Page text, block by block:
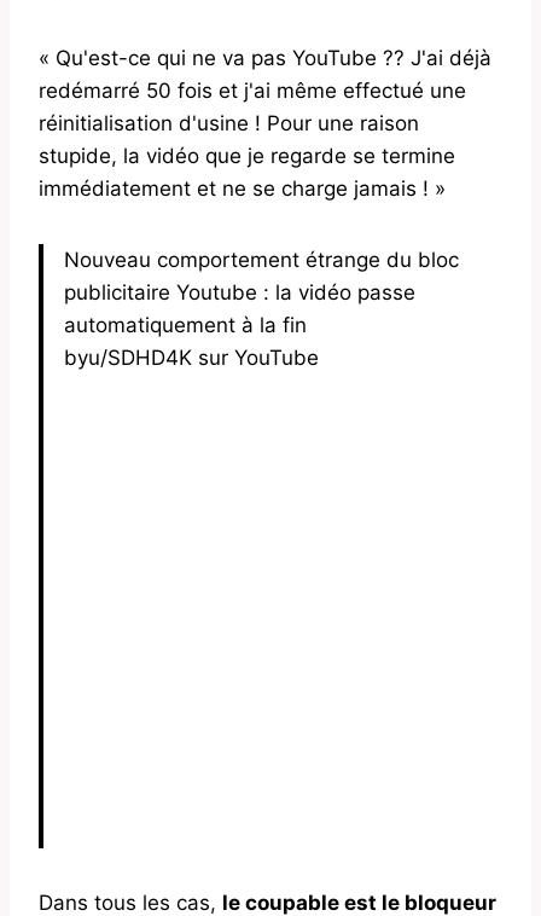
« Qu'est-ce qui ne va pas YouTube ?? J'ai déjà
redémarré 50 fois et j'ai même effectué une
réinitialisation d'usine ! Pour une raison
stupide, la vidéo que je regarde se termine
immédiatement et ne se charge jamais ! »
Nouveau comportement étrange du bloc
publicitaire Youtube : la vidéo passe
automatiquement à la fin
byu/SDHD4K sur YouTube
Dans tous les cas, le coupable est le bloqueur